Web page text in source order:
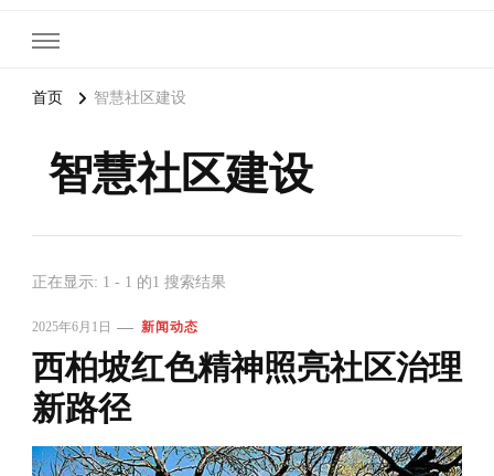
首页 智慧社区建设
智慧社区建设
正在显示: 1 - 1 的1 搜索结果
2025年6月1日 新闻动态
西柏坡红色精神照亮社区治理
新路径